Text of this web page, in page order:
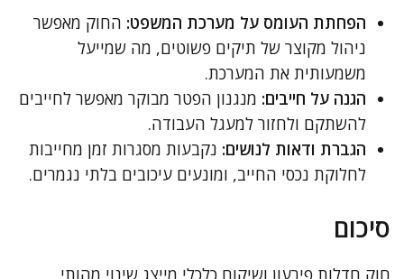
הפחתת העומס על מערכת המשפט: החוק מאפשר
ניהול מקוצר של תיקים פשוטים, מה שמייעל
משמעותית את המערכת.
הגנה על חייבים: מנגנון הפטר מבוקר מאפשר לחייבים
להשתקם ולחזור למעגל העבודה.
הגברת ודאות לנושים: נקבעות מסגרות זמן מחייבות
לחלוקת נכסי החייב, ומונעים עיכובים בלתי נגמרים.
סיכום